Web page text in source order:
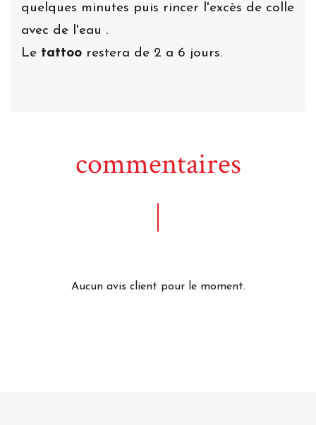
quelques minutes puis rincer l'excès de colle
avec de l'eau .
Le tattoo restera de 2 a 6 jours.
commentaires
Aucun avis client pour le moment.